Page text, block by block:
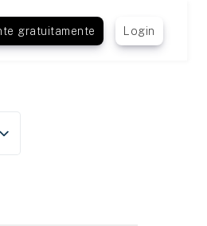
gratuitamente Login